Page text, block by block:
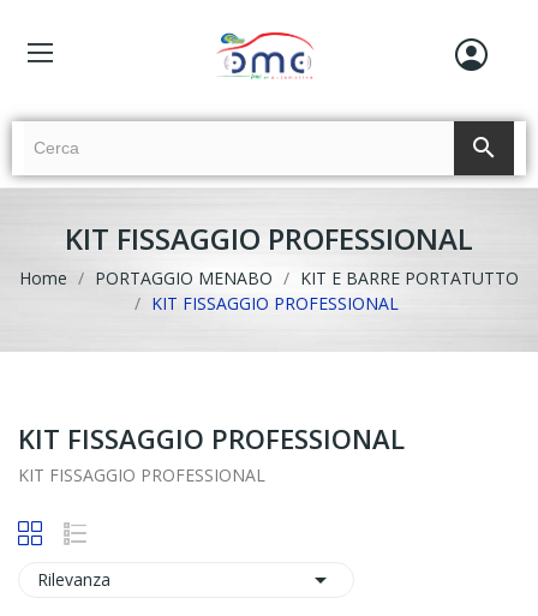
search
KIT FISSAGGIO PROFESSIONAL
Home PORTAGGIO MENABO
KIT E BARRE PORTATUTTO
KIT FISSAGGIO PROFESSIONAL
KIT FISSAGGIO PROFESSIONAL
KIT FISSAGGIO PROFESSIONAL
Rilevanza 